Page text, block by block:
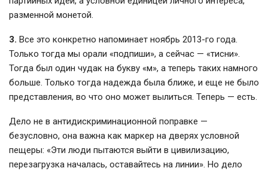
разменной монетой.
3. Все это конкретно напоминает ноябрь 2013-го года.
Только тогда мы орали «подпиши», а сейчас — «тисни».
Тогда был один чудак на букву «м», а теперь таких намного
больше. Только тогда надежда была ближе, и еще не было
представления, во что оно может вылиться. Теперь — есть.
Дело не в антидискриминационной поправке —
безусловно, она важна как маркер на дверях условной
пещеры: «Эти люди пытаются выйти в цивилизацию,
перезагрузка началась, оставайтесь на линии». Но дело